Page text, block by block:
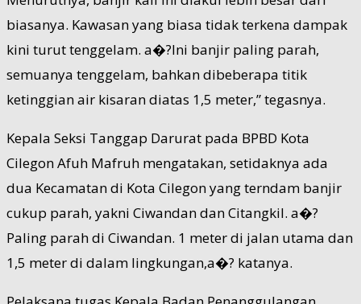
biasanya. Kawasan yang biasa tidak terkena dampak
kini turut tenggelam. a�?Ini banjir paling parah,
semuanya tenggelam, bahkan dibeberapa titik
ketinggian air kisaran diatas 1,5 meter,” tegasnya.
Kepala Seksi Tanggap Darurat pada BPBD Kota
Cilegon Afuh Mafruh mengatakan, setidaknya ada
dua Kecamatan di Kota Cilegon yang terndam banjir
cukup parah, yakni Ciwandan dan Citangkil. a�?
Paling parah di Ciwandan. 1 meter di jalan utama dan
1,5 meter di dalam lingkungan,a�? katanya.